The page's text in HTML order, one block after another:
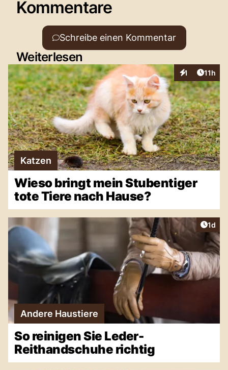
Kommentare
Schreibe einen Kommentar
Weiterlesen
1
Interaktionen
11h
Katzen
Wieso bringt mein Stubentiger
tote Tiere nach Hause?
1d
Andere Haustiere
So reinigen Sie Leder-
Reithandschuhe richtig